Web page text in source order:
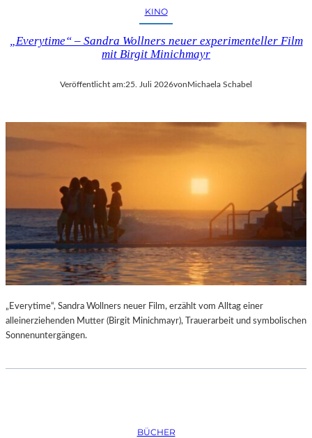
KINO
„Everytime“ – Sandra Wollners neuer experimenteller Film
mit Birgit Minichmayr
Veröffentlicht am:25. Juli 2026vonMichaela Schabel
„Everytime“, Sandra Wollners neuer Film, erzählt vom Alltag einer
alleinerziehenden Mutter (Birgit Minichmayr), Trauerarbeit und symbolischen
Sonnenuntergängen.
BÜCHER